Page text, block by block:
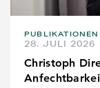
PUBLIKATIONEN
28. JULI 2026
Christoph